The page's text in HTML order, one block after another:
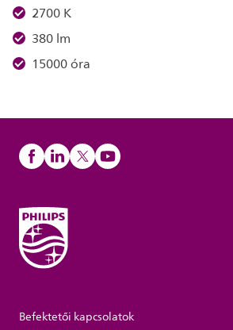
2700 K
380 lm
15000 óra
Befektetői kapcsolatok